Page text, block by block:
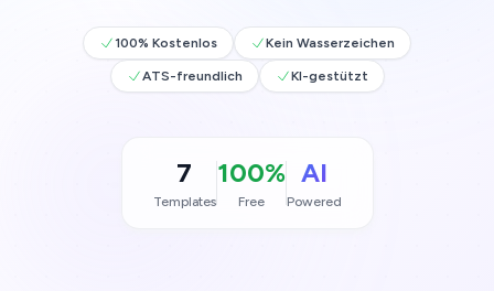
100% Kostenlos Kein Wasserzeichen
ATS-freundlich KI-gestützt
7
Templates
100%
Free
AI
Powered